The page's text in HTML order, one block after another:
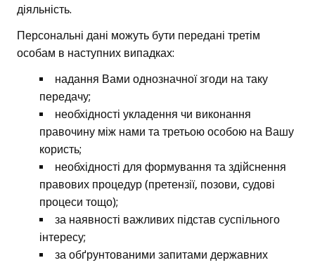
діяльність.
Персональні дані можуть бути передані третім
особам в наступних випадках:
надання Вами однозначної згоди на таку
передачу;
необхідності укладення чи виконання
правочину між нами та третьою особою на Вашу
користь;
необхідності для формування та здійснення
правових процедур (претензії, позови, судові
процеси тощо);
за наявності важливих підстав суспільного
інтересу;
за обґрунтованими запитами державних